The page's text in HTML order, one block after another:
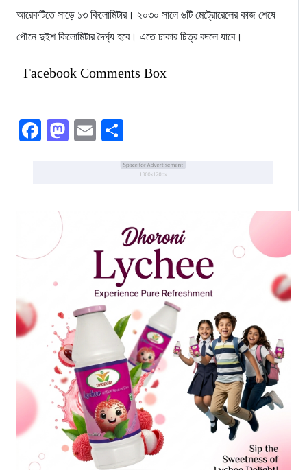
আরেকটিতে সাড়ে ১৩ কিলোমিটার। ২০৩০ সালে ৬টি মেট্রোরেলের কাজ শেষে
পৌনে দুইশ কিলোমিটার দৈর্ঘ্য হবে। এতে ঢাকার চিত্র বদলে যাবে।
Facebook Comments Box
Facebook
Mastodon
Email